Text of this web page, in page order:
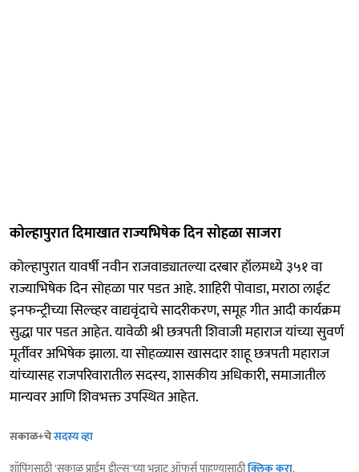
कोल्हापुरात दिमाखात राज्यभिषेक दिन सोहळा साजरा
कोल्हापुरात यावर्षी नवीन राजवाड्यातल्या दरबार हॉलमध्ये ३५१ वा
राज्याभिषेक दिन सोहळा पार पडत आहे. शाहिरी पोवाडा, मराठा लाईट
इनफन्ट्रीच्या सिल्व्हर वाद्यवृंदाचे सादरीकरण, समूह गीत आदी कार्यक्रम
सुद्धा पार पडत आहेत. यावेळी श्री छत्रपती शिवाजी महाराज यांच्या सुवर्ण
मूर्तीवर अभिषेक झाला. या सोहळ्यास खासदार शाहू छत्रपती महाराज
यांच्यासह राजपरिवारातील सदस्य, शासकीय अधिकारी, समाजातील
मान्यवर आणि शिवभक्त उपस्थित आहेत.
सकाळ+चेसदस्य व्हा